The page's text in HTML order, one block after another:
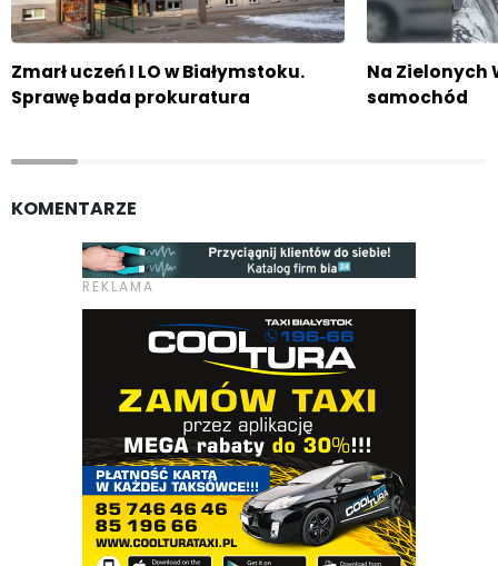
Zmarł uczeń I LO w Białymstoku.
Sprawę bada prokuratura
Na Zielonych
samochód
KOMENTARZE